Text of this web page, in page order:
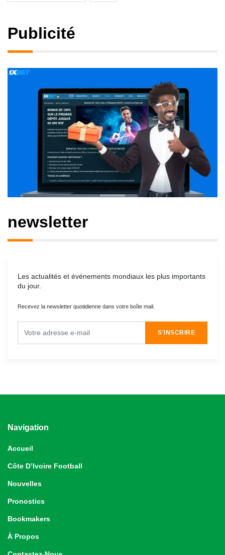
Publicité
newsletter
Les actualités et événements mondiaux les plus importants
du jour.
Recevez la newsletter quotidienne dans votre boîte mail.
S'INSCRIRE
Navigation
Accueil
Côte D’Ivoire Football
Nouvelles
Pronostics
Bookmakers
À Propos